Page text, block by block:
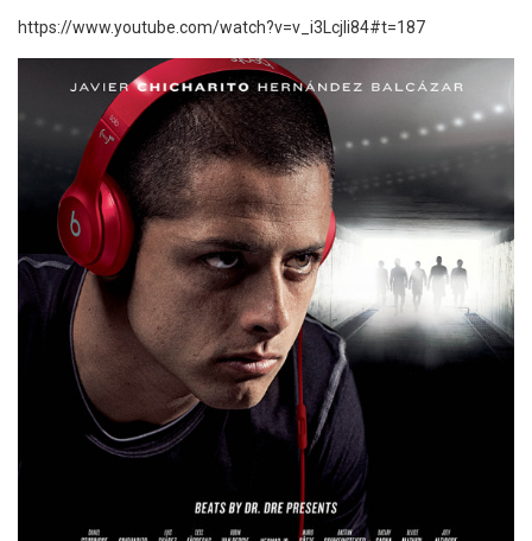
https://www.youtube.com/watch?v=v_i3Lcjli84#t=187